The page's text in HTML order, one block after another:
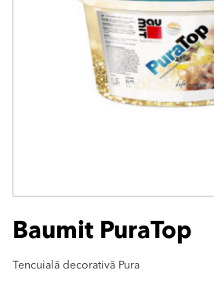
Baumit PuraTop
Tencuială decorativă Pura